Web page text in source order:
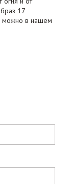
17
можно в нашем